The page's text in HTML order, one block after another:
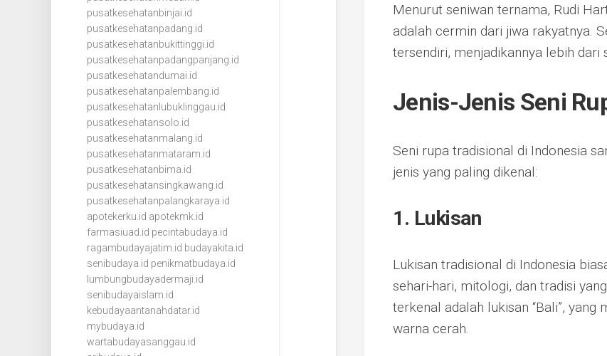
pusatkesehatanbinjai.id
pusatkesehatanpadang.id
pusatkesehatanbukittinggi.id
pusatkesehatanpadangpanjang.id
pusatkesehatandumai.id
pusatkesehatanpalembang.id
pusatkesehatanlubuklinggau.id
pusatkesehatansolo.id
pusatkesehatanmalang.id
pusatkesehatanmataram.id
pusatkesehatanbima.id
pusatkesehatansingkawang.id
pusatkesehatanpalangkaraya.id
apotekerku.id apotekmk.id
farmasiuad.id pecintabudaya.id
ragambudayajatim.id budayakita.id
senibudaya.id penikmatbudaya.id
lumbungbudayadermaji.id
senibudayaislam.id
kebudayaantanahdatar.id
mybudaya.id
wartabudayasanggau.id
Menurut seniwan ternama, Rudi
adalah cermin dari jiwa rakyatnya.
tersendiri, menjadikannya lebih dari
Jenis-Jenis Seni
Seni rupa tradisional di Indonesia
jenis yang paling dikenal:
1. Lukisan
Lukisan tradisional di Indonesia
sehari-hari, mitologi, dan tradisi
terkenal adalah lukisan “Bali”,
warna cerah.